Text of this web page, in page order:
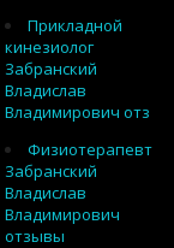
Прикладной
кинезиолог
Забранский
Владислав
Владимирович отз
Физиотерапевт
Забранский
Владислав
Владимирович
отзывы